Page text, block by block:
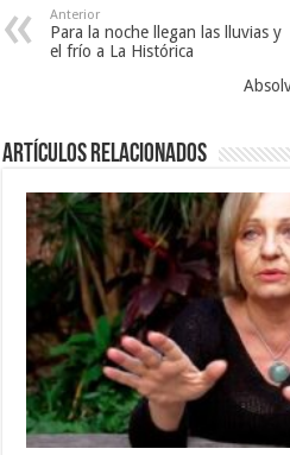
Anterior
Para la noche llegan las lluvias y
el frío a La Histórica
Artículos Relacionados